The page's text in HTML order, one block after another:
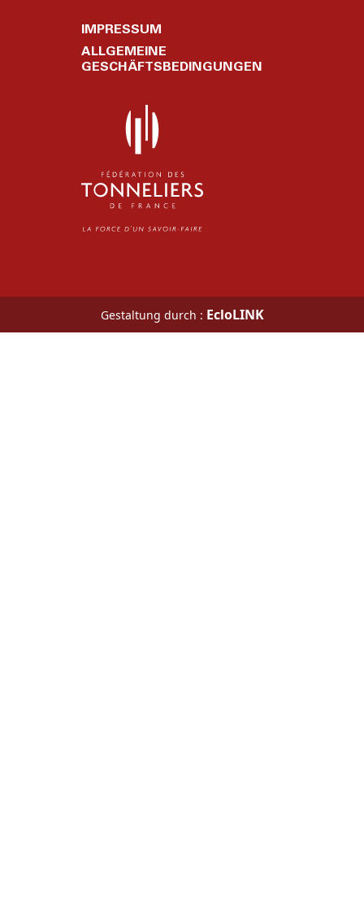
IMPRESSUM
ALLGEMEINE
GESCHÄFTSBEDINGUNGEN
Gestaltung durch : EcloLINK